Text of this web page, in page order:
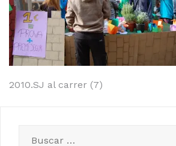
Navegación
entradas
2010.SJ al carrer (7)